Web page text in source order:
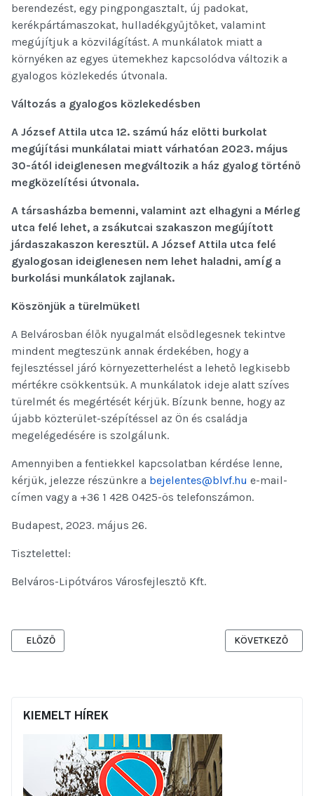
berendezést, egy pingpongasztalt, új padokat,
kerékpártámaszokat, hulladékgyűjtőket, valamint
megújítjuk a közvilágítást. A munkálatok miatt a
környéken az egyes ütemekhez kapcsolódva változik a
gyalogos közlekedés útvonala.
Változás a gyalogos közlekedésben
A József Attila utca 12. számú ház előtti burkolat
megújítási munkálatai miatt várhatóan 2023. május
30-ától ideiglenesen megváltozik a ház gyalog történő
megközelítési útvonala.
A társasházba bemenni, valamint azt elhagyni a Mérleg
utca felé lehet, a zsákutcai szakaszon megújított
járdaszakaszon keresztül. A József Attila utca felé
gyalogosan ideiglenesen nem lehet haladni, amíg a
burkolási munkálatok zajlanak.
Köszönjük a türelmüket!
A Belvárosban élők nyugalmát elsődlegesnek tekintve
mindent megteszünk annak érdekében, hogy a
fejlesztéssel járó környezetterhelést a lehető legkisebb
mértékre csökkentsük. A munkálatok ideje alatt szíves
türelmét és megértését kérjük. Bízunk benne, hogy az
újabb közterület-szépítéssel az Ön és családja
megelégedésére is szolgálunk.
Amennyiben a fentiekkel kapcsolatban kérdése lenne,
kérjük, jelezze részünkre a bejelentes@blvf.hu e-mail-
címen vagy a +36 1 428 0425-ös telefonszámon.
Budapest, 2023. május 26.
Tisztelettel:
Belváros-Lipótváros Városfejlesztő Kft.
ELŐZŐ CIKK: VÍZVEZETÉKKIVÁLTÁSI MUNKÁLAT KEZDŐDIK A
ELŐZŐ KÖVETKEZŐ
KÖVETKEZŐ
KIEMELT HÍREK